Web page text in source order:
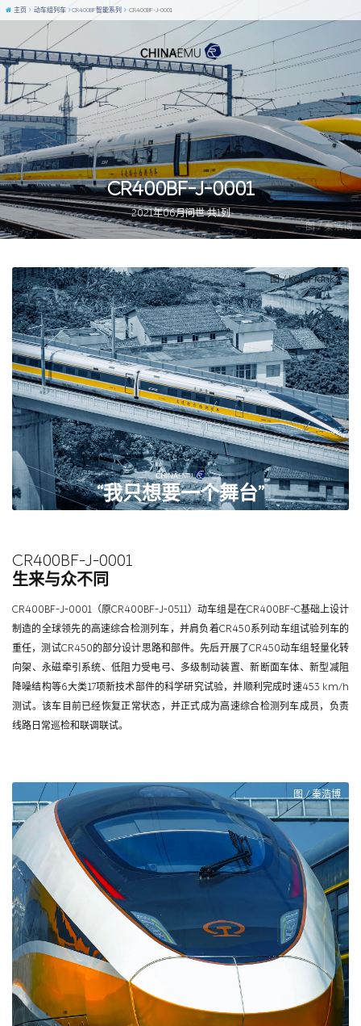
图 / 秦浩博
CR400BF-J-0001
2021年06月问世 共1列
主页 动车组列车 CR400BF智能系列 CR400BF-J-0001
“我只想要一个舞台”
图 / KoloFrankz
CR400BF-J-0001
生来与众不同
CR400BF-J-0001（原CR400BF-J-0511）动车组是在CR400BF-C基础上设计
制造的全球领先的高速综合检测列车，并肩负着CR450系列动车组试验列车的
重任，测试CR450的部分设计思路和部件。先后开展了CR450动车组轻量化转
向架、永磁牵引系统、低阻力受电弓、多级制动装置、新断面车体、新型减阻
降噪结构等6大类17项新技术部件的科学研究试验，并顺利完成时速453 km/h
测试。该车目前已经恢复正常状态，并正式成为高速综合检测列车成员，负责
线路日常巡检和联调联试。
图 / 秦浩博